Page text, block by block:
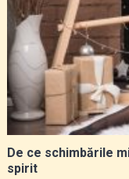
De ce schimbările
spirit